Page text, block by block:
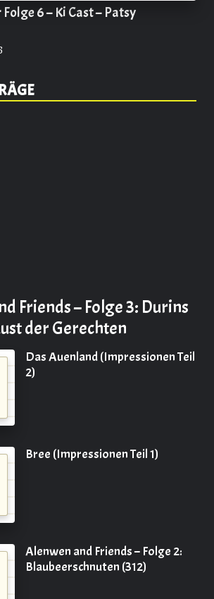
6 – Ki Cast – Patsy
Friends – Folge 3: Durins
der Gerechten
Das Auenland (Impressionen Teil
2)
Bree (Impressionen Teil 1)
Alenwen and Friends – Folge 2:
Blaubeerschnuten (312)